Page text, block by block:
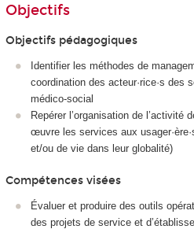
Objectifs
Objectifs pédagogiques
Identifier les méthodes de
coordination des acteur·rice·s des
médico-social
Repérer l’organisation de l’activité
œuvre les services aux
et/ou de vie dans leur globalité)
Compétences visées
Évaluer et produire des outils
des projets de service et